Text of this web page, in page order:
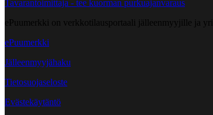
Tavarantoimittaja - tee kuorman purkuajanvaraus
ePuumerkki on verkkotilausportaali jälleenmyyjille ja
ePuumerkki
Jälleenmyyjähaku
Tietosuojaseloste
Evästekäytäntö